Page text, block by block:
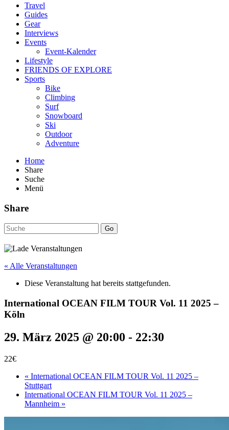
Travel
Guides
Gear
Interviews
Events
Event-Kalender
Lifestyle
FRIENDS OF EXPLORE
Sports
Bike
Climbing
Surf
Snowboard
Ski
Outdoor
Adventure
Home
Share
Suche
Menü
Share
Go
« Alle Veranstaltungen
Diese Veranstaltung hat bereits stattgefunden.
International OCEAN FILM TOUR Vol. 11 2025 –
Köln
29. März 2025 @ 20:00 - 22:30
22€
« International OCEAN FILM TOUR Vol. 11 2025 –
Stuttgart
International OCEAN FILM TOUR Vol. 11 2025 –
Mannheim »